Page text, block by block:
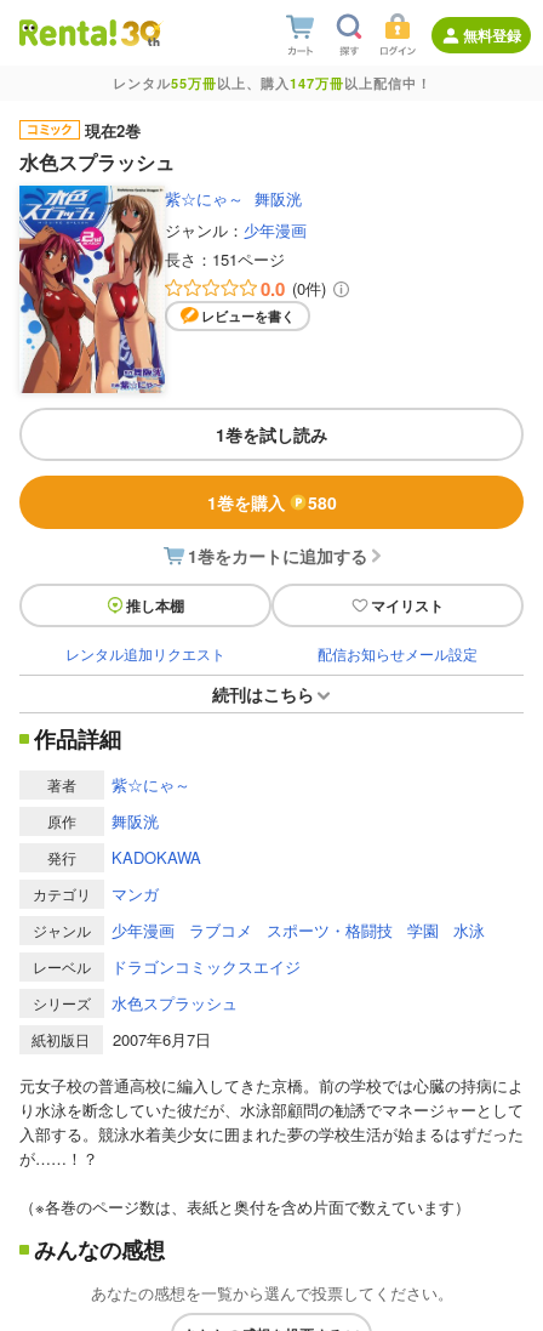
無料登録
レンタル55万冊以上、購入147万冊以上配信中！
現在2巻
水色スプラッシュ
紫☆にゃ～
舞阪洸
ジャンル： 少年漫画
長さ： 151ページ
0.0 (0件)
レビューを書く
1巻を試し読み
1巻を購入 580
1巻をカートに追加する
推し本棚 マイリスト
レンタル追加リクエスト 配信お知らせメール設定
続刊はこちら
作品詳細
著者 紫☆にゃ～
原作 舞阪洸
発行 KADOKAWA
カテゴリ マンガ
ジャンル 少年漫画 ラブコメ スポーツ・格闘技 学園 水泳
レーベル ドラゴンコミックスエイジ
シリーズ 水色スプラッシュ
紙初版日
2007年6月7日
元女子校の普通高校に編入してきた京橋。前の学校では心臓の持病によ
り水泳を断念していた彼だが、水泳部顧問の勧誘でマネージャーとして
入部する。競泳水着美少女に囲まれた夢の学校生活が始まるはずだった
が……！？
（※各巻のページ数は、表紙と奥付を含め片面で数えています）
みんなの感想
あなたの感想を一覧から選んで投票してください。